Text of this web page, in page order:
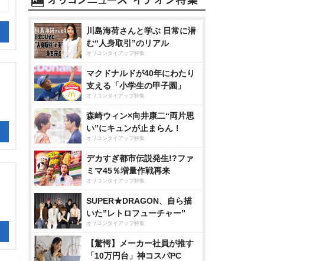
川島海荷さんと学ぶ 日常に潜
む“人身取引”のリアル
オリコンタイアップ特集
マクドナルドが40年にわたり
支える「小学生の甲子園」
オリコンタイアップ特集
森崎ウィン×向井康二“両片思
い”にキュンが止まらん！
オリコンタイアップ特集
デカすぎ都市伝説発生!?ファ
ミマ45％増量作戦再来
オリコンタイアップ特集
SUPER★DRAGON、自ら描
いた”レトロフューチャー”
オリコンタイアップ特集
【驚愕】メーカー社員が推す
「10万円台」神コスパPC